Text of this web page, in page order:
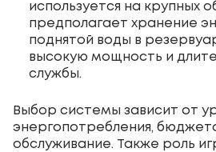
используется на крупных
предполагает хранение
поднятой воды в
высокую мощность и
службы.
Выбор системы зависит от
энергопотребления,
обслуживание. Также роль